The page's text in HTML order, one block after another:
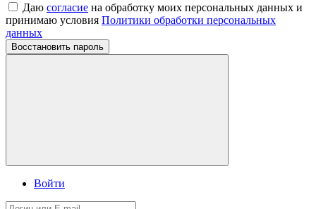
Даю согласие на обработку моих персональных данных и
принимаю условия Политики обработки персональных
данных
Восстановить пароль
Войти